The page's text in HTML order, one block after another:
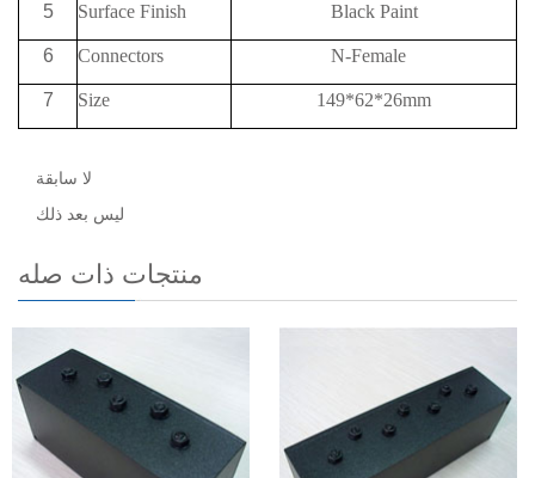
5 Surface Finish Black Paint
6 Connectors N-Female
7 Size 149*62*26mm
لا سابقة
ليس بعد ذلك
منتجات ذات صله